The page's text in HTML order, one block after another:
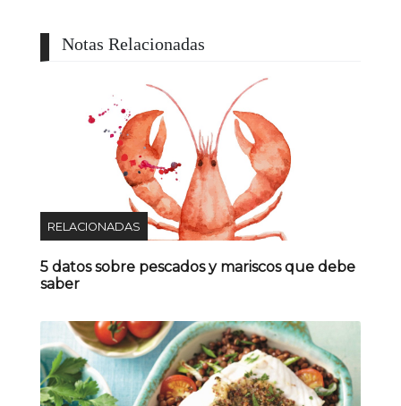
Notas Relacionadas
RELACIONADAS
5 datos sobre pescados y mariscos que debe
saber